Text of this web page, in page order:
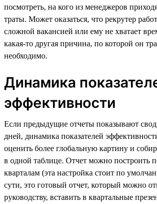
посмотреть, на кого из менеджеров
траты. Может оказаться, что рекрутер
сложной вакансией или ему не хватает
какая-то другая причина, по которой он
необходимо.
Динамика
эффективности
Если предыдущие отчеты показывают
дней, динамика показателей
оценить более глобальную картину и
в одной таблице. Отчет можно построить
кварталам (эта настройка стоит по
сути, это готовый отчет, который можно
руководству, вставить в квартальные